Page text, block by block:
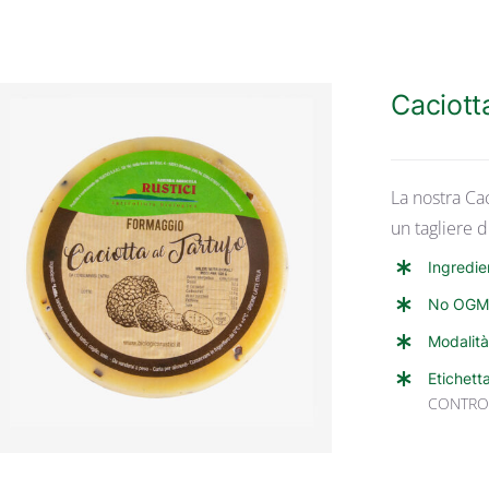
ANTEPRIMA RAPIDA
La nostra
un tagliere
No